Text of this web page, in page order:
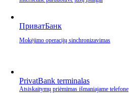
ПриватБанк
Mokėjimo operacijų sinchronizavimas
PrivatBank terminalas
Atsiskaitymų priėmimas išmaniajame telefone